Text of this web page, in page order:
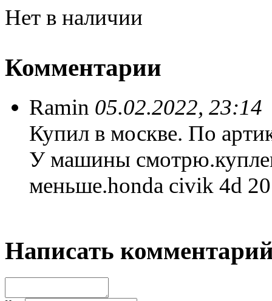
Нет в наличии
Комментарии
Ramin 05.02.2022, 23:14
Купил в москве. По
У машины
меньше.honda civik 4d
Написать